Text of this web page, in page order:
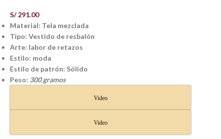
S/291.00
Material: Tela mezclada
Tipo: Vestido de resbalón
Arte: labor de retazos
Estilo: moda
Estilo de patrón: Sólido
Peso: 300 gramos
Video
Video